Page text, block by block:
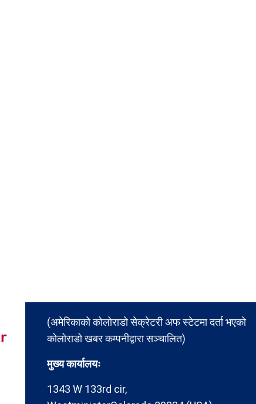
(अमेरिकाको कोलोराडो सेक्रेटरी अफ स्टेटमा दर्ता भएको
कोलोराडो खबर कम्पनीद्वारा सञ्चालित)
मुख्य कार्यालयः
1343 W 133rd cir,